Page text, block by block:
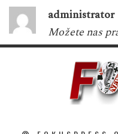
administrator
Možete nas